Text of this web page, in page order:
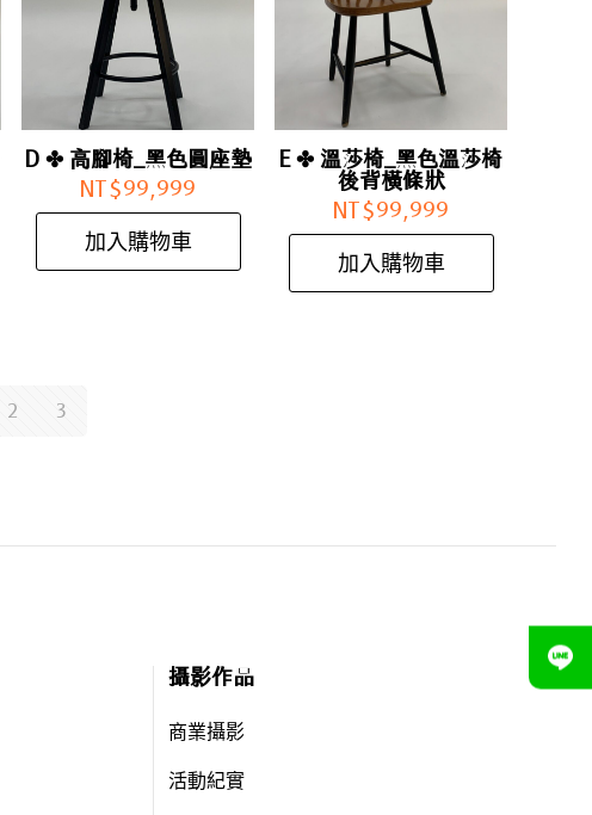
D ✤ 高腳椅_黑色圓座墊
NT$99,999
加入購物車
E ✤ 溫莎椅_黑色溫莎椅
後背橫條狀
NT$99,999
加入購物車
2 3
攝影作品
商業攝影
活動紀實